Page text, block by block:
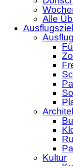
Alle
Kultur